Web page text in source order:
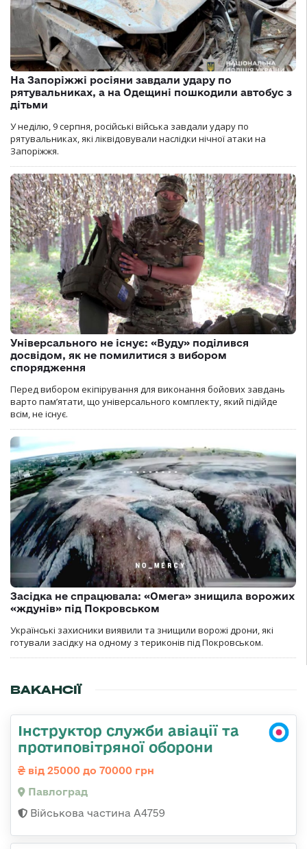
На Запоріжжі росіяни завдали удару по
рятувальниках, а на Одещині пошкодили автобус з
дітьми
У неділю, 9 серпня, російські війська завдали удару по
рятувальниках, які ліквідовували наслідки нічної атаки на
Запоріжжя.
Універсального не існує: «Вуду» поділився
досвідом, як не помилитися з вибором
спорядження
Перед вибором екіпірування для виконання бойових завдань
варто пам’ятати, що універсального комплекту, який підійде
всім, не існує.
Засідка не спрацювала: «Омега» знищила ворожих
«ждунів» під Покровськом
Українські захисники виявили та знищили ворожі дрони, які
готували засідку на одному з териконів під Покровськом.
ВАКАНСІЇ
Інструктор служби авіації та
протиповітряної оборони
від 25000 до 70000 грн
Павлоград
Військова частина А4759